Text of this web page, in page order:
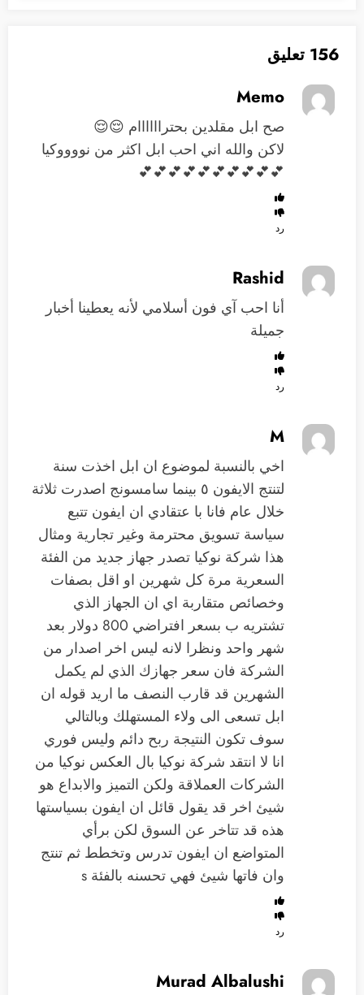
156 تعليق
Memo
صح ابل مقلدين بحتراااااام 😌😌
لاكن والله اني احب ابل اكثر من نووووكيا
💕💕💕💕💕💕💕💕💕💕
رد
Rashid
أنا احب آي فون أسلامي لأنه يعطينا أخبار
جميلة
رد
M
اخي بالنسبة لموضوع ان ابل اخذت سنة
لتنتج الايفون ٥ بينما سامسونج اصدرت ثلاثة
خلال عام فانا با عتقادي ان ايفون تتبع
سياسة تسويق محترمة وغير تجارية ومثال
هذا شركة نوكيا تصدر جهاز جديد من الفئة
السعرية مرة كل شهرين او اقل بصفات
وخصائص متقاربة اي ان الجهاز الذي
تشتريه ب بسعر افتراضي 800 دولار بعد
شهر واحد ونظرا لانه ليس اخر اصدار من
الشركة فان سعر جهازك الذي لم يكمل
الشهرين قد قارب النصف ما اريد قوله ان
ابل تسعى الى ولاء المستهلك وبالتالي
سوف تكون النتيجة ربح دائم وليس فوري
انا لا انتقد شركة نوكيا بال العكس نوكيا من
الشركات العملاقة ولكن التميز والابداع هو
شيئ اخر قد يقول قائل ان ايفون بسياستها
هذه قد تتاخر عن السوق لكن برأي
المتواضع ان ايفون تدرس وتخطط ثم تنتج
وان فاتها شيئ فهي تحسنه بالفئة s
رد
Murad Albalushi